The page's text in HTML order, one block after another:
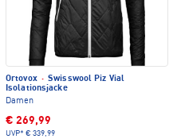
Ortovox · Swisswool Piz Vial
Isolationsjacke
Damen
€ 269,99
UVP* € 339,99